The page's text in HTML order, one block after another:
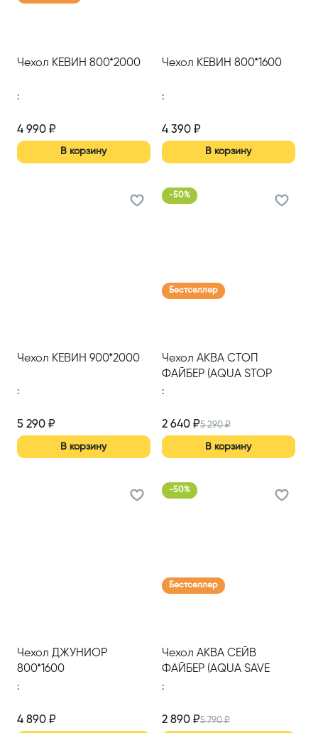
Чехол КЕВИН 800*2000
:
4 990 ₽
В корзину
Чехол КЕВИН 800*1600
:
4 390₽
В корзину
Чехол КЕВИН 900*2000
:
5 290 ₽
В корзину
-50%
Бестселлер
Чехол АКВА СТОП
ФАЙБЕР (AQUA STOP
FIBER) 1600*2000
:
2 640₽5 290₽
В корзину
Чехол ДЖУНИОР
800*1600
:
4 890 ₽
-50%
Бестселлер
Чехол АКВА СЕЙВ
ФАЙБЕР (AQUA SAVE
FIBER) S 1600*2000
:
2 890₽5 790₽